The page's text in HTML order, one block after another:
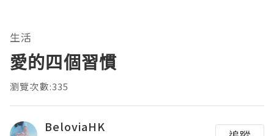
生活
愛的四個習慣
瀏覽次數:335
BeloviaHK